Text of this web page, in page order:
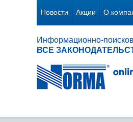
Новости Акции О
Информационно-
ВСЕ